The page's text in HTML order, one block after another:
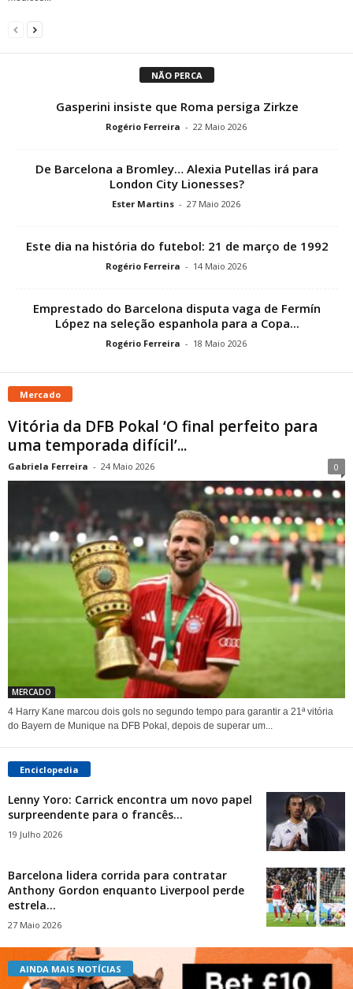
NÃO PERCA
Gasperini insiste que Roma persiga Zirkze
Rogério Ferreira - 22 Maio 2026
De Barcelona a Bromley… Alexia Putellas irá para
London City Lionesses?
Ester Martins - 27 Maio 2026
Este dia na história do futebol: 21 de março de 1992
Rogério Ferreira - 14 Maio 2026
Emprestado do Barcelona disputa vaga de Fermín
López na seleção espanhola para a Copa...
Rogério Ferreira - 18 Maio 2026
Mercado
Vitória da DFB Pokal ‘O final perfeito para
uma temporada difícil’...
Gabriela Ferreira - 24 Maio 2026 0
MERCADO
4 Harry Kane marcou dois gols no segundo tempo para garantir a 21ª vitória
do Bayern de Munique na DFB Pokal, depois de superar um...
Enciclopedia
Lenny Yoro: Carrick encontra um novo papel
surpreendente para o francês...
19 Julho 2026
Barcelona lidera corrida para contratar
Anthony Gordon enquanto Liverpool perde
estrela...
27 Maio 2026
AINDA MAIS NOTÍCIAS